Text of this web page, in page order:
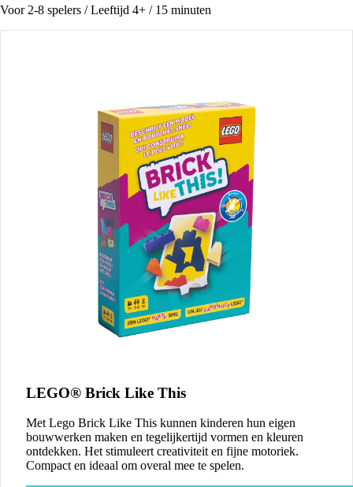
Voor 2-8 spelers / Leeftijd 4+ / 15 minuten
LEGO® Brick Like This
Met Lego Brick Like This kunnen kinderen hun eigen
bouwwerken maken en tegelijkertijd vormen en kleuren
ontdekken. Het stimuleert creativiteit en fijne motoriek.
Compact en ideaal om overal mee te spelen.